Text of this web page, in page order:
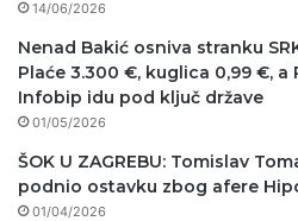
14/06/2026
Nenad Bakić osniva stranku
Plaće 3.300 €, kuglica 0,99 €, a
Infobip idu pod ključ države
01/05/2026
ŠOK U ZAGREBU: Tomislav
podnio ostavku zbog afere
01/04/2026